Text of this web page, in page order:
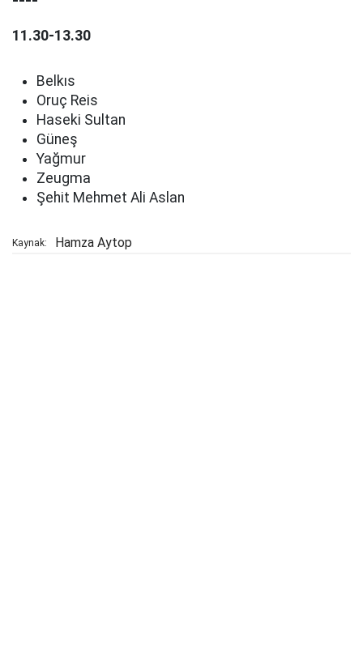
11.30-13.30
Belkıs
Oruç Reis
Haseki Sultan
Güneş
Yağmur
Zeugma
Şehit Mehmet Ali Aslan
Kaynak: Hamza Aytop